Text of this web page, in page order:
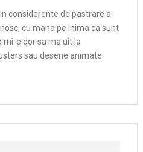
considerente de pastrare a
cu mana pe inima ca sunt
e dor sa ma uit la
sau desene animate.
asta am …